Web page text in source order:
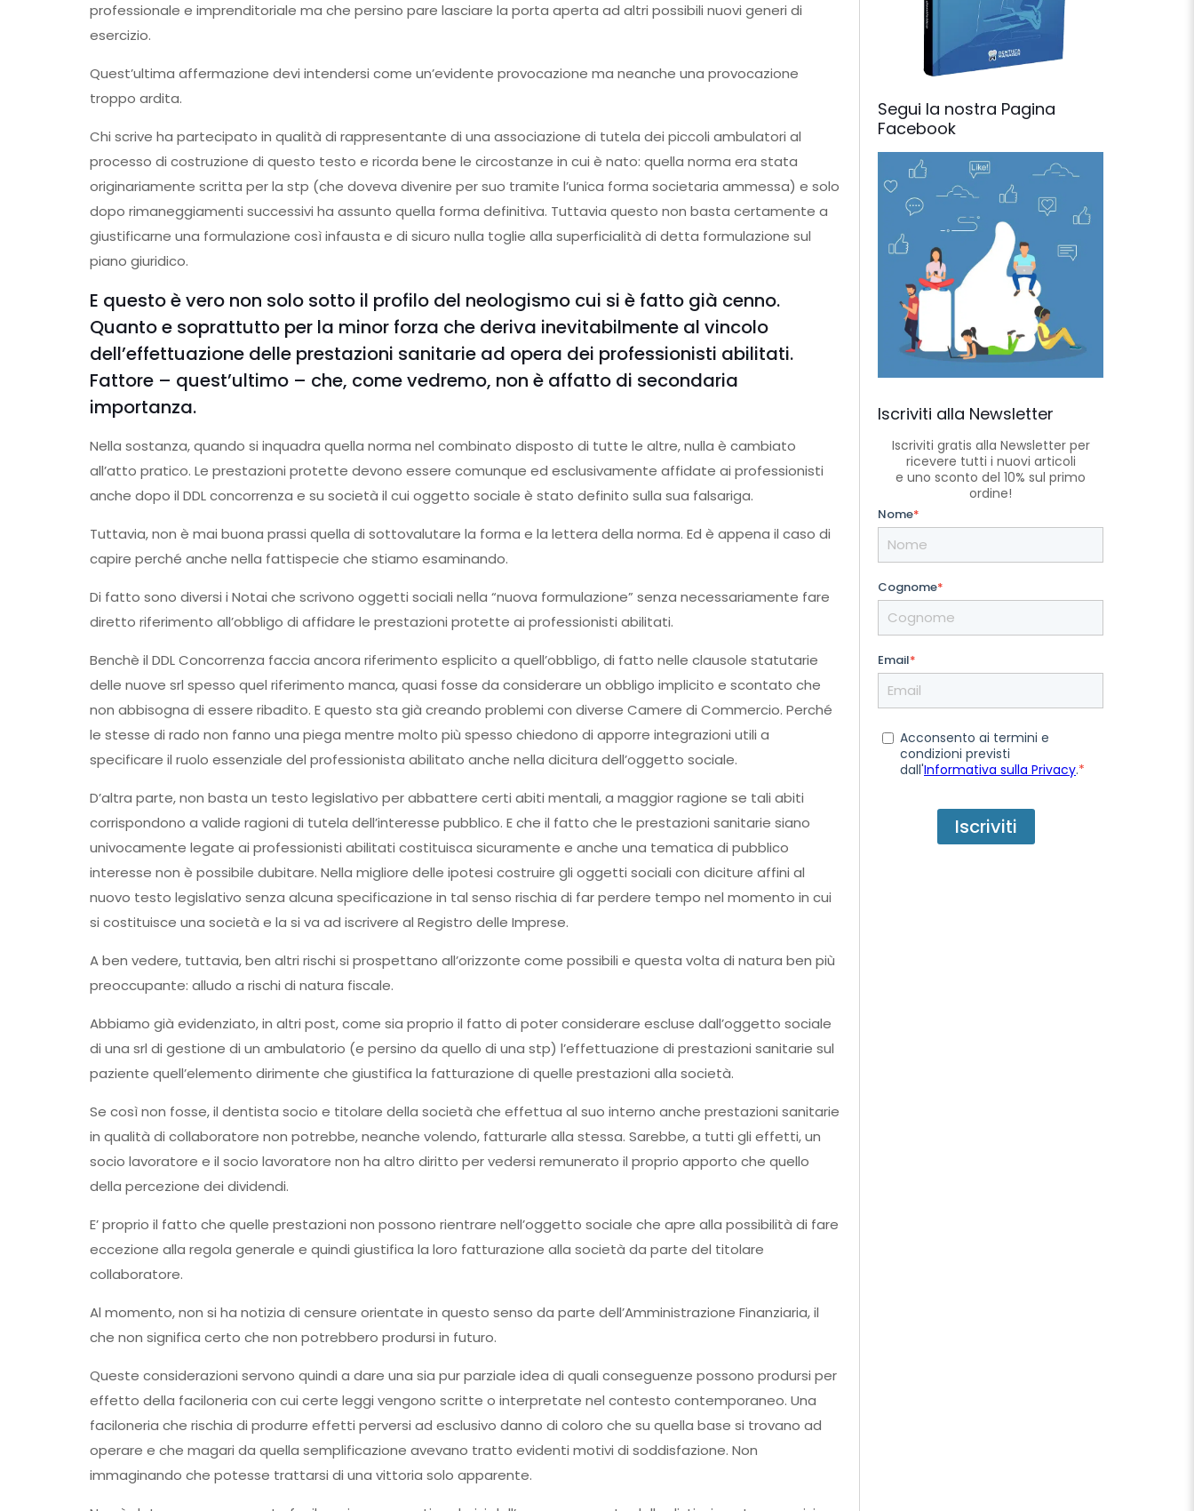
professionale e imprenditoriale ma che persino pare lasciare la porta aperta ad altri possibili nuovi generi di
esercizio.
Quest’ultima affermazione devi intendersi come un’evidente provocazione ma neanche una provocazione
troppo ardita.
Chi scrive ha partecipato in qualità di rappresentante di una associazione di tutela dei piccoli ambulatori al
processo di costruzione di questo testo e ricorda bene le circostanze in cui è nato: quella norma era stata
originariamente scritta per la stp (che doveva divenire per suo tramite l’unica forma societaria ammessa) e solo
dopo rimaneggiamenti successivi ha assunto quella forma definitiva. Tuttavia questo non basta certamente a
giustificarne una formulazione così infausta e di sicuro nulla toglie alla superficialità di detta formulazione sul
piano giuridico.
E questo è vero non solo sotto il profilo del neologismo cui si è fatto già cenno.
Quanto e soprattutto per la minor forza che deriva inevitabilmente al vincolo
dell’effettuazione delle prestazioni sanitarie ad opera dei professionisti abilitati.
Fattore – quest’ultimo – che, come vedremo, non è affatto di secondaria
importanza.
Nella sostanza, quando si inquadra quella norma nel combinato disposto di tutte le altre, nulla è cambiato
all’atto pratico. Le prestazioni protette devono essere comunque ed esclusivamente affidate ai professionisti
anche dopo il DDL concorrenza e su società il cui oggetto sociale è stato definito sulla sua falsariga.
Tuttavia, non è mai buona prassi quella di sottovalutare la forma e la lettera della norma. Ed è appena il caso di
capire perché anche nella fattispecie che stiamo esaminando.
Di fatto sono diversi i Notai che scrivono oggetti sociali nella “nuova formulazione” senza necessariamente fare
diretto riferimento all’obbligo di affidare le prestazioni protette ai professionisti abilitati.
Benchè il DDL Concorrenza faccia ancora riferimento esplicito a quell’obbligo, di fatto nelle clausole statutarie
delle nuove srl spesso quel riferimento manca, quasi fosse da considerare un obbligo implicito e scontato che
non abbisogna di essere ribadito. E questo sta già creando problemi con diverse Camere di Commercio. Perché
le stesse di rado non fanno una piega mentre molto più spesso chiedono di apporre integrazioni utili a
specificare il ruolo essenziale del professionista abilitato anche nella dicitura dell’oggetto sociale.
D’altra parte, non basta un testo legislativo per abbattere certi abiti mentali, a maggior ragione se tali abiti
corrispondono a valide ragioni di tutela dell’interesse pubblico. E che il fatto che le prestazioni sanitarie siano
univocamente legate ai professionisti abilitati costituisca sicuramente e anche una tematica di pubblico
interesse non è possibile dubitare. Nella migliore delle ipotesi costruire gli oggetti sociali con diciture affini al
nuovo testo legislativo senza alcuna specificazione in tal senso rischia di far perdere tempo nel momento in cui
si costituisce una società e la si va ad iscrivere al Registro delle Imprese.
A ben vedere, tuttavia, ben altri rischi si prospettano all’orizzonte come possibili e questa volta di natura ben più
preoccupante: alludo a rischi di natura fiscale.
Abbiamo già evidenziato, in altri post, come sia proprio il fatto di poter considerare escluse dall’oggetto sociale
di una srl di gestione di un ambulatorio (e persino da quello di una stp) l’effettuazione di prestazioni sanitarie sul
paziente quell’elemento dirimente che giustifica la fatturazione di quelle prestazioni alla società.
Se così non fosse, il dentista socio e titolare della società che effettua al suo interno anche prestazioni sanitarie
in qualità di collaboratore non potrebbe, neanche volendo, fatturarle alla stessa. Sarebbe, a tutti gli effetti, un
socio lavoratore e il socio lavoratore non ha altro diritto per vedersi remunerato il proprio apporto che quello
della percezione dei dividendi.
E’ proprio il fatto che quelle prestazioni non possono rientrare nell’oggetto sociale che apre alla possibilità di fare
eccezione alla regola generale e quindi giustifica la loro fatturazione alla società da parte del titolare
collaboratore.
Al momento, non si ha notizia di censure orientate in questo senso da parte dell’Amministrazione Finanziaria, il
che non significa certo che non potrebbero prodursi in futuro.
Queste considerazioni servono quindi a dare una sia pur parziale idea di quali conseguenze possono prodursi per
effetto della faciloneria con cui certe leggi vengono scritte o interpretate nel contesto contemporaneo. Una
faciloneria che rischia di produrre effetti perversi ad esclusivo danno di coloro che su quella base si trovano ad
operare e che magari da quella semplificazione avevano tratto evidenti motivi di soddisfazione. Non
immaginando che potesse trattarsi di una vittoria solo apparente.
Segui la nostra Pagina
Facebook
Iscriviti alla Newsletter
Iscriviti gratis alla Newsletter per
ricevere tutti i nuovi articoli
e uno sconto del 10% sul primo
ordine!
Nome*
Cognome*
Email*
Acconsento ai termini e
condizioni previsti
dall'Informativa sulla Privacy.*